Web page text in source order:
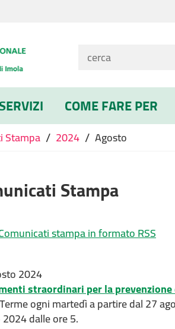
COME FARE PER
Stampa / 2024 / Agosto
Stampa
stampa in formato RSS
2024
straordinari per la
ogni martedì a partire dal 27
dalle ore 5.